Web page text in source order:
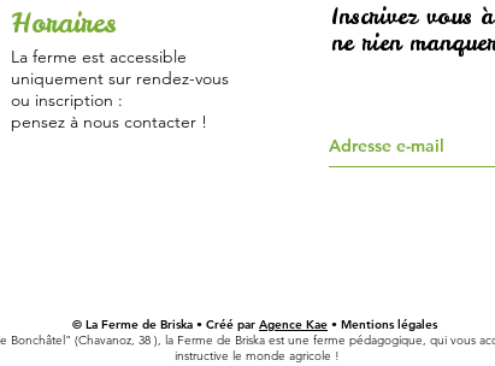
Horaires
La ferme est accessible
uniquement sur rendez-vous
ou inscription :
pensez à nous contacter !
Inscrivez vous
ne rien
© La Ferme de Briska • Créé par Agence Kae • Mentions légales
(Chavanoz, 38 ), la Ferme de Briska est une ferme pédagogique, qui vous
instructive le monde agricole !